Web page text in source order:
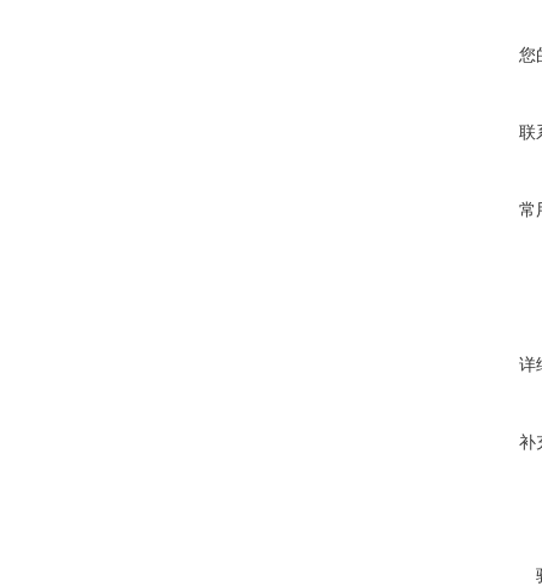
您
联
常
详
补